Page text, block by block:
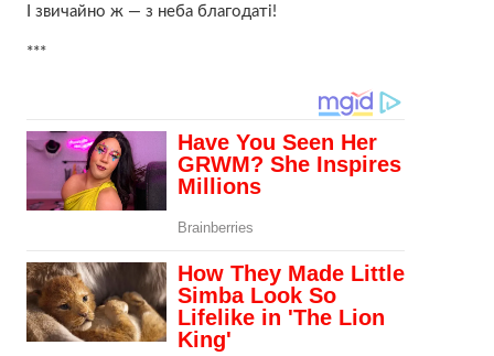
І звичайно ж — з неба благодаті!
***